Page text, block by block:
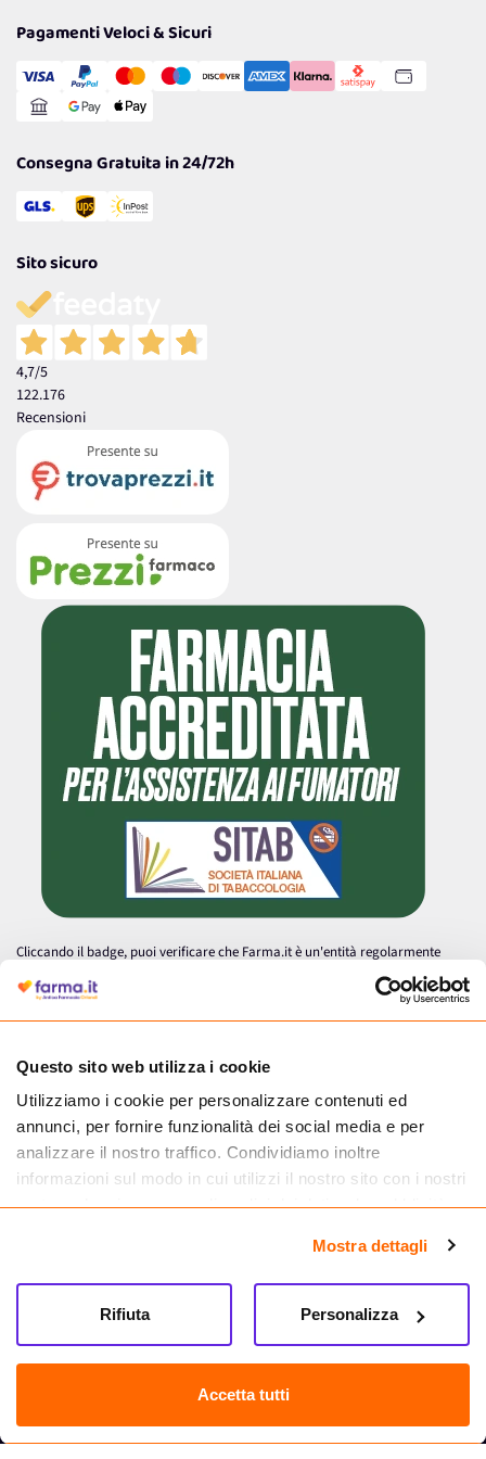
Questo sito web utilizza i cookie
Utilizziamo i cookie per personalizzare contenuti ed
annunci, per fornire funzionalità dei social media e per
analizzare il nostro traffico. Condividiamo inoltre
informazioni sul modo in cui utilizzi il nostro sito con i nostri
partner che si occupano di analisi dei dati web, pubblicità e
informazioni che hai fornito loro o che hanno raccolto dal
tuo utilizzo dei loro servizi.
Mostra dettagli
Accetta tutti
Personalizza
Rifiuta
Cookie Policy
Gestisci Cookie
Reso Facile e Veloce
Pagamenti Veloci & Sicuri
Consegna Gratuita in 24/72h
Sito sicuro
4,7/5
122.176
Recensioni
Cliccando il badge, puoi verificare che Farma.it è un'entità regolarmente
autorizzata dal Ministero della Salute a effettuare la vendita online di
medicinali.
Farma.it S.a.s. P. IVA 07417261216 REA: NA-884088
CREDITS
Sede legale Via delle Repubbliche Marinare 128, 80147 Napoli